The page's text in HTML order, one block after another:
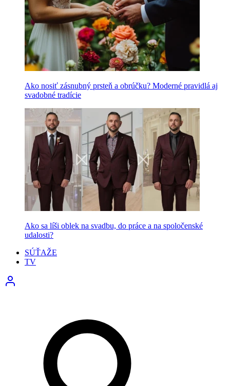
Ako nosiť zásnubný prsteň a obrúčku? Moderné pravidlá aj
svadobné tradície
Ako sa líši oblek na svadbu, do práce a na spoločenské
udalosti?
SÚŤAŽE
TV